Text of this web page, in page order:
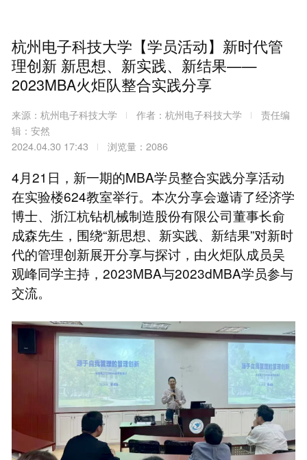
杭州电子科技大学【学员活动】新时代管
理创新 新思想、新实践、新结果——
2023MBA火炬队整合实践分享
来源：杭州电子科技大学 作者：杭州电子科技大学
责任编
辑：安然
2024.04.30 17:43
浏览量：2086
4月21日，新一期的MBA学员整合实践分享活动
在实验楼624教室举行。本次分享会邀请了经济学
博士、浙江杭钻机械制造股份有限公司董事长俞
成森先生，围绕“新思想、新实践、新结果”对新时
代的管理创新展开分享与探讨，由火炬队成员吴
观峰同学主持，2023MBA与2023dMBA学员参与
交流。